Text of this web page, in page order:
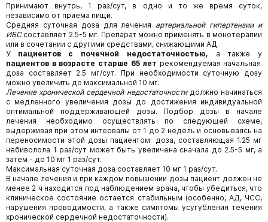
Принимают внутрь, 1 раз/сут, в одно и то же время суток,
независимо от приема пищи.
Средняя суточная доза для лечения артериальной гипертензии и
ИБСсоставляет 2.5-5 мг. Препарат можно применять в монотерапии
или в сочетании с другими средствами, снижающими АД.
У пациентов с почечной недостаточностью, а также у
пациентов в возрасте старше 65 лет рекомендуемая начальная
доза составляет 2.5 мг/сут. При необходимости суточную дозу
можно увеличить до максимальной 10 мг.
Лечение хронической сердечной недостаточности должно начинаться
с медленного увеличения дозы до достижения индивидуальной
оптимальной поддерживающей дозы. Подбор дозы в начале
лечения необходимо осуществлять по следующей схеме,
выдерживая при этом интервалы от 1 до 2 недель и основываясь на
переносимости этой дозы пациентом: доза, составляющая 1.25 мг
небиволола 1 раз/сут может быть увеличена сначала до 2.5-5 мг, а
затем - до 10 мг 1 раз/сут.
Максимальная суточная доза составляет 10 мг 1 раз/сут.
В начале лечения и при каждом повышении дозы пациент должен не
менее 2 ч находится под наблюдением врача, чтобы убедиться, что
клиническое состояние остается стабильным (особенно, АД, ЧСС,
нарушения проводимости, а также симптомы усугубления течения
хронической сердечной недостаточности).